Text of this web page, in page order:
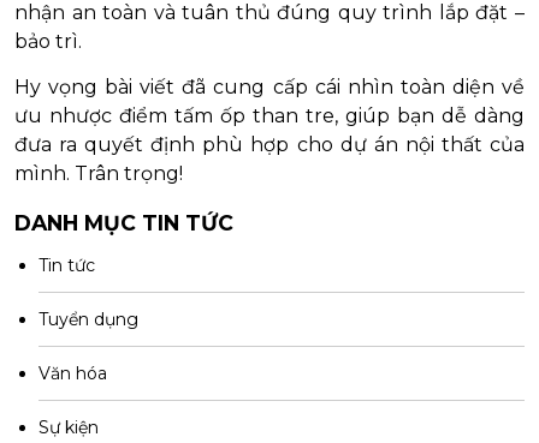
nhận an toàn và tuân thủ đúng quy trình lắp đặt –
bảo trì.
Hy vọng bài viết đã cung cấp cái nhìn toàn diện về
ưu nhược điểm tấm ốp than tre, giúp bạn dễ dàng
đưa ra quyết định phù hợp cho dự án nội thất của
mình. Trân trọng!
DANH MỤC TIN TỨC
Tin tức
Tuyển dụng
Văn hóa
Sự kiện